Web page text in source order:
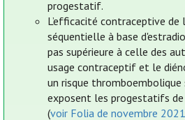
progestatif.
L’efficacité contraceptive de
séquentielle à base
pas supérieure à celle des
usage contraceptif et le
un risque
exposent les progestatifs
(voir Folia de novembre